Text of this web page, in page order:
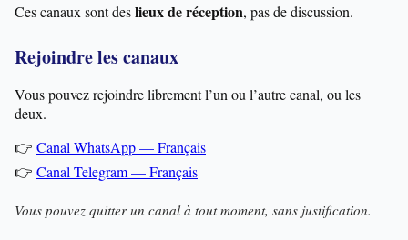
Ces canaux sont deslieux de réception, pas de discussion.
Rejoindre les canaux
Vous pouvez rejoindre librement l’un ou l’autre canal, ou les
deux.
👉 Canal WhatsApp — Français
👉 Canal Telegram — Français
Vous pouvez quitter un canal à tout moment, sans justification.